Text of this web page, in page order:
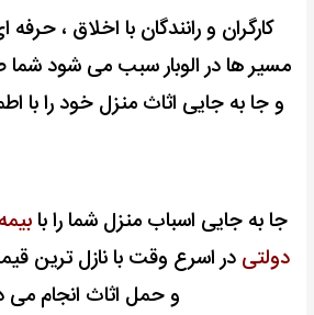
کارگران و رانندگان با اخلاق ،
مسیر ها در الوبار سبب می شود
و جا به جایی اثاث منزل خود را با
جا به جایی اسباب منزل شما را با
دولتی در اسرع وقت بانازل ترین
و حمل اثاث انجام